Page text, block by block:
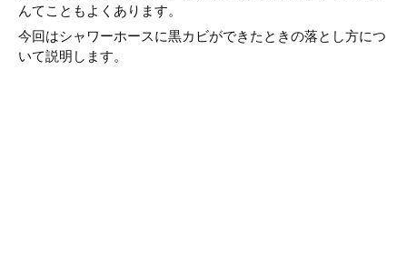
んてこともよくあります。
今回はシャワーホースに黒カビができたときの落とし方につ
いて説明します。